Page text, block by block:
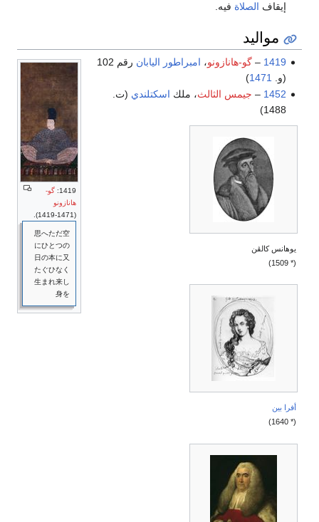
إيقاف الصلاة فيه.
مواليد
1419:
گو-
هانازونو
(1419-1471).
思へただ空
にひとつの
日の本に又
たぐひなく
生まれ来し
身を
1419
–گو-هانازونو، امبراطور اليابان
رقم 102
(و.
1471
)
1452
– جيمس الثالث، ملك اسكتلندي (ت.
1488)
يوهانس كالڤن
(* 1509)
أفرا بين
(* 1640)